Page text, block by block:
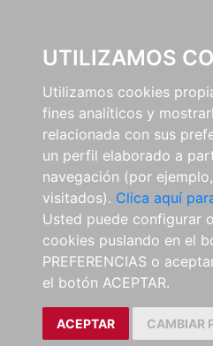
UTILIZAMOS
Utilizamos cookies
fines analíticos y
relacionada con sus
un perfil elaborado a
navegación (por
visitados). Clica aquí
Usted puede configurar
cookies puslando en el
PREFERENCIAS o
el botón ACEPTAR.
ACEPTAR CAMBIAR